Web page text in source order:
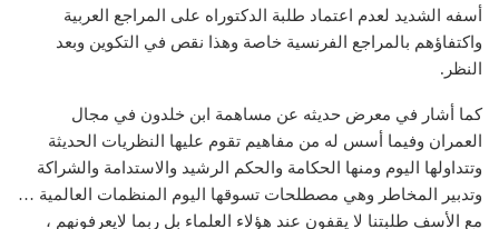
أسفه الشديد لعدم اعتماد طلبة الدكتوراه على المراجع العربية
واكتفاؤهم بالمراجع الفرنسية خاصة وهذا نقص في التكوين وبعد
النظر.
كما أشار في معرض حديثه عن مساهمة ابن خلدون في مجال
العمران وفيما أسس له من مفاهيم تقوم عليها النظريات الحديثة
وتتداولها اليوم ومنها الحكامة والحكم الرشيد والاستدامة والشراكة
وتدبير المخاطر وهي مصطلحات تسوقها اليوم المنظمات العالمية …
مع الأسف طلبتنا لا يقفون عند هؤلاء العلماء بل ربما لايعرفونهم ،